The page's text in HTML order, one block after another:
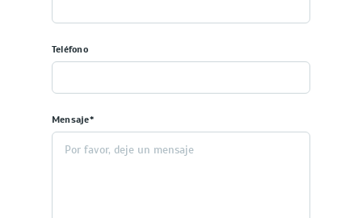
Teléfono
Mensaje*